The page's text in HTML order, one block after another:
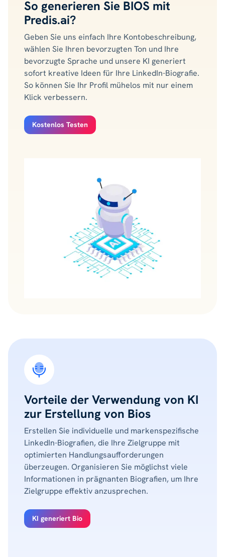
So generieren Sie BIOS mit
Predis.ai?
Geben Sie uns einfach Ihre Kontobeschreibung,
wählen Sie Ihren bevorzugten Ton und Ihre
bevorzugte Sprache und unsere KI generiert
sofort kreative Ideen für Ihre LinkedIn-Biografie.
So können Sie Ihr Profil mühelos mit nur einem
Klick verbessern.
Kostenlos Testen
Vorteile der Verwendung von KI
zur Erstellung von Bios
Erstellen Sie individuelle und markenspezifische
LinkedIn-Biografien, die Ihre Zielgruppe mit
optimierten Handlungsaufforderungen
überzeugen. Organisieren Sie möglichst viele
Informationen in prägnanten Biografien, um Ihre
Zielgruppe effektiv anzusprechen.
KI generiert Bio